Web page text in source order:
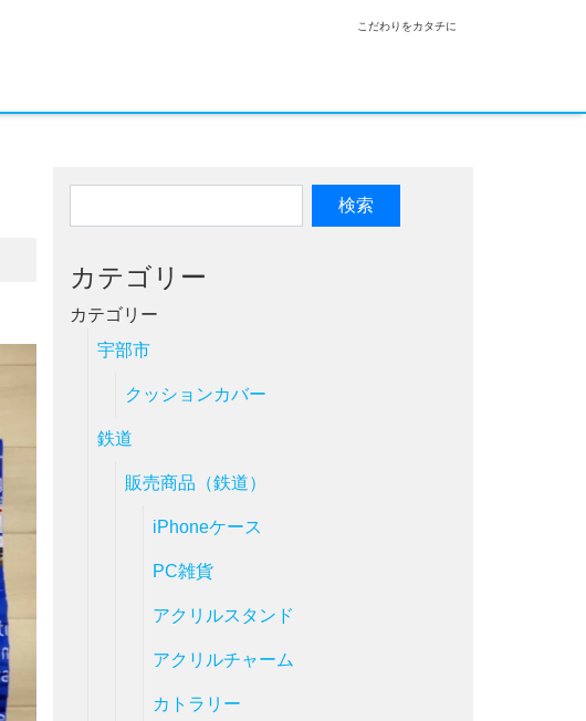
こだわりをカタチに
カテゴリー
カテゴリー
宇部市
クッションカバー
鉄道
販売商品（鉄道）
iPhoneケース
PC雑貨
アクリルスタンド
アクリルチャーム
カトラリー